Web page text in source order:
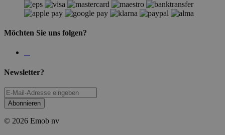
Möchten Sie uns folgen?
Newsletter?
Abonnieren
© 2026 Emob nv